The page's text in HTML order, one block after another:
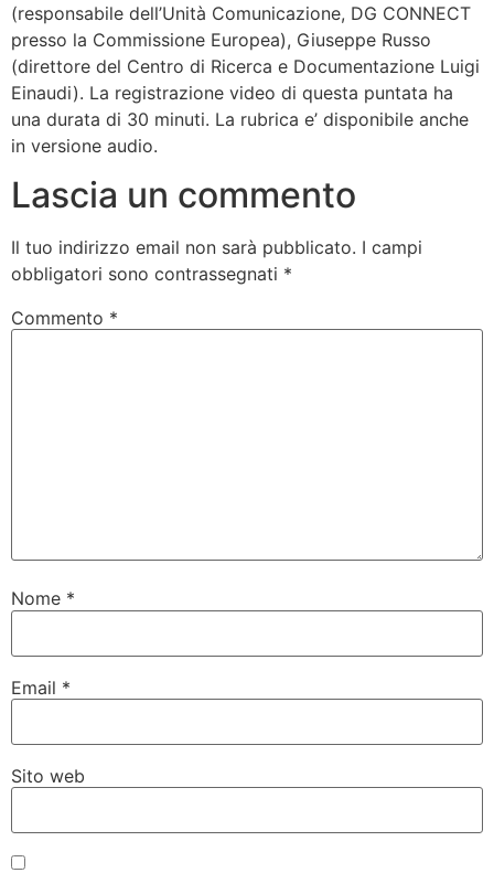
(responsabile dell’Unità Comunicazione, DG CONNECT
presso la Commissione Europea), Giuseppe Russo
(direttore del Centro di Ricerca e Documentazione Luigi
Einaudi). La registrazione video di questa puntata ha
una durata di 30 minuti. La rubrica e’ disponibile anche
in versione audio.
Lascia un commento
Il tuo indirizzo email non sarà pubblicato. I campi
obbligatori sono contrassegnati *
Commento *
Nome *
Email *
Sito web